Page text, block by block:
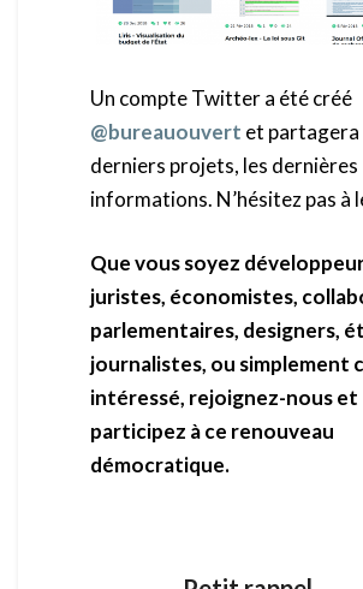
Un compte Twitter a été créé
@bureauouvert et partagera
derniers projets, les dernières
informations. N’hésitez pas à
Que vous soyez
juristes, économistes,
parlementaires, designers,
journalistes, ou simplement
intéressé, rejoignez-nous et
participez à ce renouveau
démocratique.